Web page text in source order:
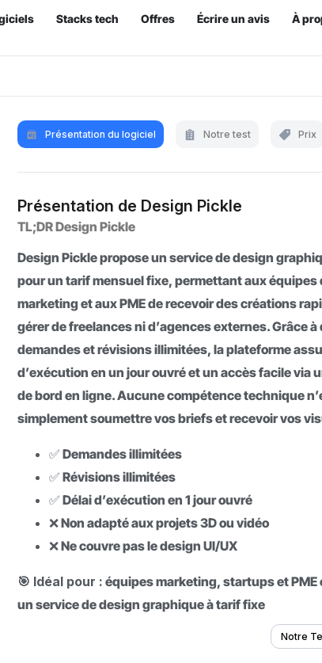
Stacks tech Offres Écrire un avis À
Présentation du logiciel Notre test Prix
Présentation de Design Pickle
TL;DR Design Pickle
Design Pickle propose un service de design
pour un tarif mensuel fixe, permettant aux équipes
marketing et aux PME de recevoir des créations
gérer de freelances ni d’agences externes. Grâce à
demandes et révisions illimitées, la plateforme
d’exécution en un jour ouvré et un accès facile via
de bord en ligne. Aucune compétence technique
simplement soumettre vos briefs et recevoir vos
✅ Demandes illimitées
✅ Révisions illimitées
✅ Délai d’exécution en 1 jour ouvré
❌ Non adapté aux projets 3D ou vidéo
❌ Ne couvre pas le design UI/UX
🎯 Idéal pour : équipes marketing, startups et
un service de design graphique à tarif fixe
Notre